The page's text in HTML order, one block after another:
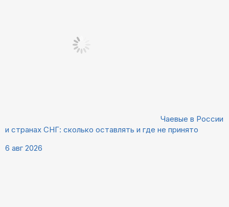
Чаевые в России
и странах СНГ: сколько оставлять и где не принято
6 авг 2026